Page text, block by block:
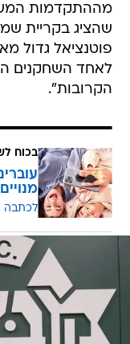
מההתקדמות
שהציג בקריית
פוטנציאל גדול
לאחד השחקנים
הקרובות".
בכוח
מנויים ב-
לכתבה